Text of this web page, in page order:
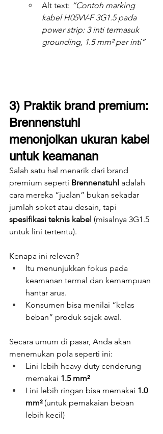
Alt text: “Contoh marking
kabel H05VV-F 3G1.5 pada
power strip: 3 inti termasuk
grounding, 1.5 mm² per inti”
3) Praktik brand premium:
Brennenstuhl
menonjolkan ukuran kabel
untuk keamanan
Salah satu hal menarik dari brand
premium seperti Brennenstuhl adalah
cara mereka “jualan” bukan sekadar
jumlah soket atau desain, tapi
spesifikasi teknis kabel (misalnya 3G1.5
untuk lini tertentu).
Kenapa ini relevan?
Itu menunjukkan fokus pada
keamanan termal dan kemampuan
hantar arus.
Konsumen bisa menilai “kelas
beban” produk sejak awal.
Secara umum di pasar, Anda akan
menemukan pola seperti ini:
Lini lebih heavy-duty cenderung
memakai 1.5 mm²
Lini lebih ringan bisa memakai 1.0
mm² (untuk pemakaian beban
lebih kecil)